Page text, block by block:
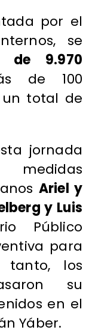
por el
se
de 9.970
de 100
un total de
jornada
Ariel y
y Luis
Público
para
tanto, los
su
en el
Yáber.